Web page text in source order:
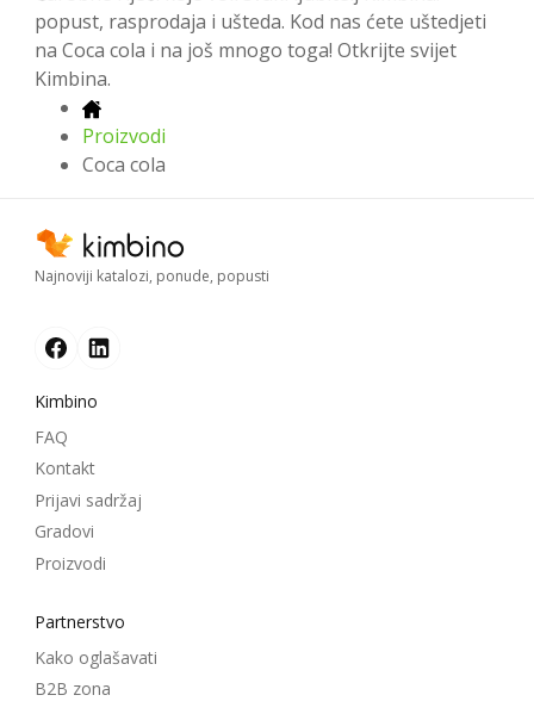
popust, rasprodaja i ušteda. Kod nas ćete uštedjeti
na Coca cola i na još mnogo toga! Otkrijte svijet
Kimbina.
Proizvodi
Coca cola
Najnoviji katalozi, ponude, popusti
Kimbino
FAQ
Kontakt
Prijavi sadržaj
Gradovi
Proizvodi
Partnerstvo
Kako oglašavati
B2B zona